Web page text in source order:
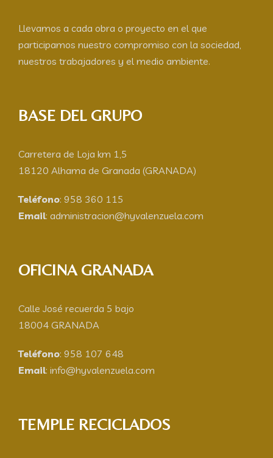
Llevamos a cada obra o proyecto en el que
participamos nuestro compromiso con la sociedad,
nuestros trabajadores y el medio ambiente.
BASE DEL GRUPO
Carretera de Loja km 1,5
18120 Alhama de Granada (GRANADA)
Teléfono: 958 360 115
Email: administracion@hyvalenzuela.com
OFICINA GRANADA
Calle José recuerda 5 bajo
18004 GRANADA
Teléfono: 958 107 648
Email: info@hyvalenzuela.com
TEMPLE RECICLADOS